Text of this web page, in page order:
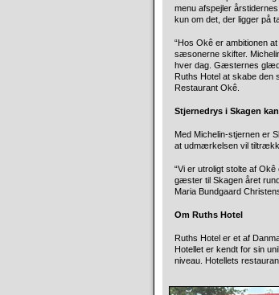
menu afspejler
kun om det, der ligger på
“Hos Okê er ambitionen
sæsonerne skifter.
hver dag. Gæsternes
Ruths Hotel at skabe den
Restaurant Okê.
Stjernedrys i Skagen
Med Michelin-stjernen er
at udmærkelsen vil
“Vi er utroligt stolte af
gæster til Skagen året
Maria Bundgaard
Om Ruths Hotel
Ruths Hotel er et af
Hotellet er kendt for sin
niveau. Hotellets